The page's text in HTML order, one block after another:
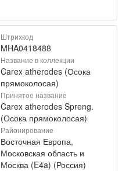
Штрихкод
MHA0418488
Название в коллекции
Carex atherodes (Осока
прямоколосая)
Принятое название
Carex atherodes Spreng.
(Осока прямоколосая)
Районирование
Восточная Европа,
Московская область и
Москва (E4a) (Россия)